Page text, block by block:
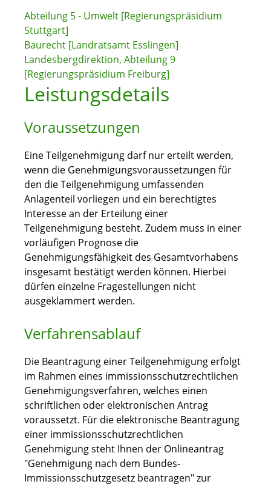
Abteilung 5 - Umwelt [Regierungspräsidium
Stuttgart]
Baurecht [Landratsamt Esslingen]
Landesbergdirektion, Abteilung 9
[Regierungspräsidium Freiburg]
Leistungsdetails
Voraussetzungen
Eine Teilgenehmigung darf nur erteilt werden,
wenn die Genehmigungsvoraussetzungen für
den die Teilgenehmigung umfassenden
Anlagenteil vorliegen und ein berechtigtes
Interesse an der Erteilung einer
Teilgenehmigung besteht. Zudem muss in einer
vorläufigen Prognose die
Genehmigungsfähigkeit des Gesamtvorhabens
insgesamt bestätigt werden können. Hierbei
dürfen einzelne Fragestellungen nicht
ausgeklammert werden.
Verfahrensablauf
Die Beantragung einer Teilgenehmigung erfolgt
im Rahmen eines immissionsschutzrechtlichen
Genehmigungsverfahren, welches einen
schriftlichen oder elektronischen Antrag
voraussetzt. Für die elektronische Beantragung
einer immissionsschutzrechtlichen
Genehmigung steht Ihnen der Onlineantrag
"Genehmigung nach dem Bundes-
Immissionsschutzgesetz beantragen" zur